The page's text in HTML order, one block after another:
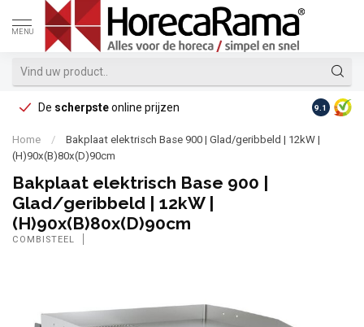
MENU
De scherpsteonline prijzen Op
9.1
Home /
Bakplaat elektrisch Base 900 | Glad/geribbeld | 12kW |
(H)90x(B)80x(D)90cm
Bakplaat elektrisch Base 900 |
Glad/geribbeld | 12kW |
(H)90x(B)80x(D)90cm
COMBISTEEL